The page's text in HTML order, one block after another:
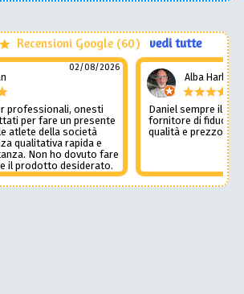
Recensioni Google (60) vedi tutte
02/08/2026
professionali, onesti
per fare un presente
atlete della società
qualitativa rapida e
Non ho dovuto fare
il prodotto desiderato.
genere è rara e
ancora in
Alba Harley
Daniel sempre il
fornitore di fiducia
qualità e prezzo